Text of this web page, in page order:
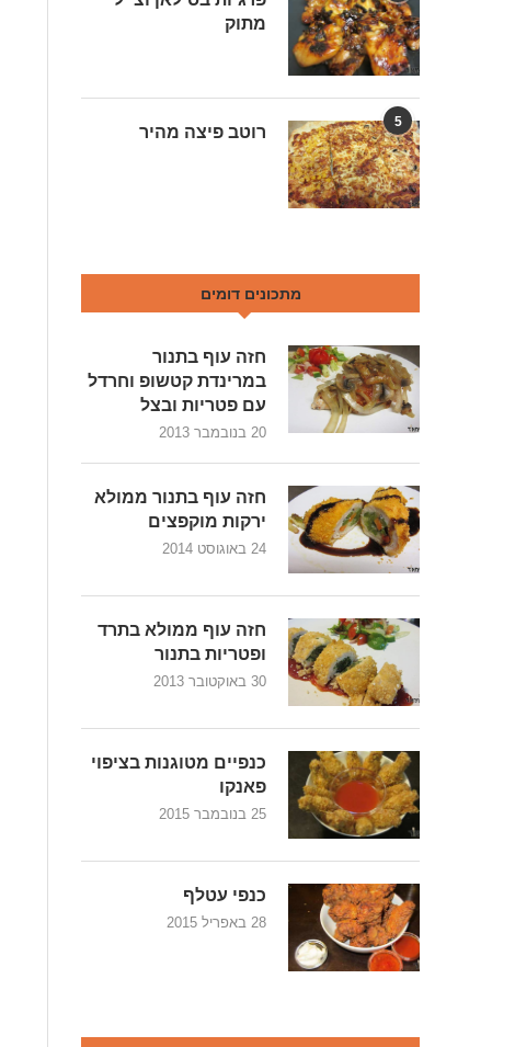
מתוק
5
רוטב פיצה מהיר
מתכונים דומים
חזה עוף בתנור
במרינדת קטשופ וחרדל
עם פטריות ובצל
20 בנובמבר 2013
חזה עוף בתנור ממולא
ירקות מוקפצים
24 באוגוסט 2014
חזה עוף ממולא בתרד
ופטריות בתנור
30 באוקטובר 2013
כנפיים מטוגנות בציפוי
פאנקו
25 בנובמבר 2015
כנפי עטלף
28 באפריל 2015